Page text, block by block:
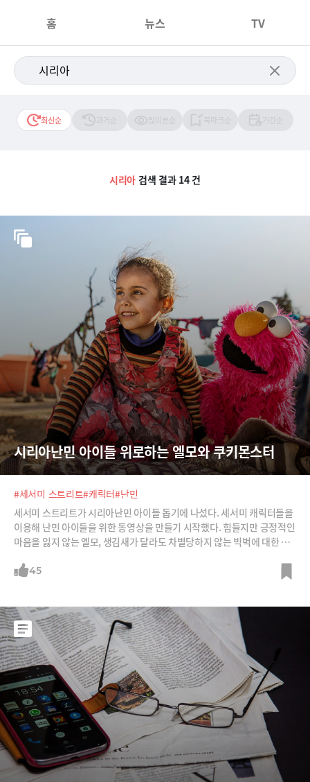
홈 뉴스 TV
최신순
시리아 검색 결과 14 건
시리아난민 아이들 위로하는 엘모와 쿠키몬스터
#세서미 스트리트#캐릭터#난민
세서미 스트리트가 시리아난민 아이들 돕기에 나섰다. 세서미 캐릭터들을
이용해 난민 아이들을 위한 동영상을 만들기 시작했다. 힘들지만 긍정적인
마음을 잃지 않는 엘모, 생김새가 달라도 차별당하지 않는 빅벅에 대한 이
45